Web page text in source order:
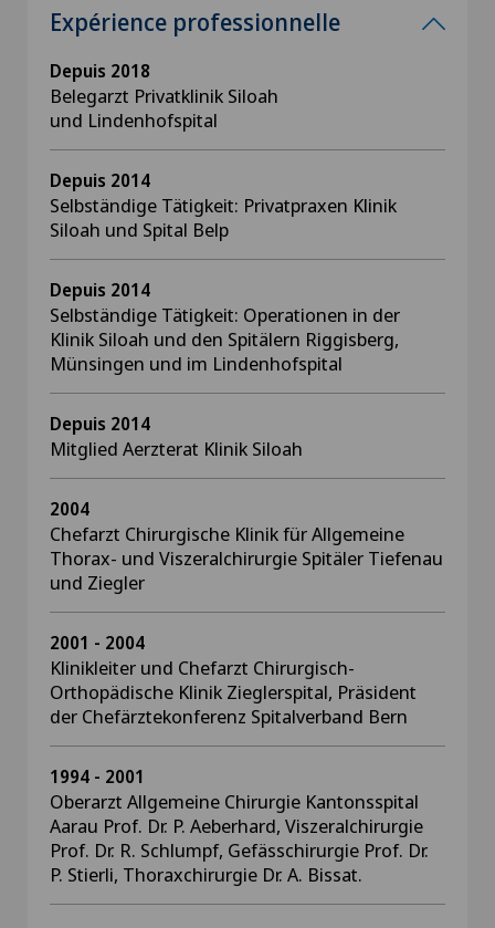
Expérience professionnelle
Depuis 2018
Belegarzt Privatklinik Siloah
und Lindenhofspital
Depuis 2014
Selbständige Tätigkeit: Privatpraxen Klinik
Siloah und Spital Belp
Depuis 2014
Selbständige Tätigkeit: Operationen in der
Klinik Siloah und den Spitälern Riggisberg,
Münsingen und im Lindenhofspital
Depuis 2014
Mitglied Aerzterat Klinik Siloah
2004
Chefarzt Chirurgische Klinik für Allgemeine
Thorax- und Viszeralchirurgie Spitäler Tiefenau
und Ziegler
2001 - 2004
Klinikleiter und Chefarzt Chirurgisch-
Orthopädische Klinik Zieglerspital, Präsident
der Chefärztekonferenz Spitalverband Bern
1994 - 2001
Oberarzt Allgemeine Chirurgie Kantonsspital
Aarau Prof. Dr. P. Aeberhard, Viszeralchirurgie
Prof. Dr. R. Schlumpf, Gefässchirurgie Prof. Dr.
P. Stierli, Thoraxchirurgie Dr. A. Bissat.